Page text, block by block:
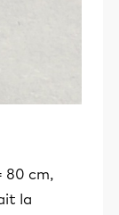
80 cm,
la